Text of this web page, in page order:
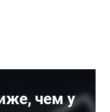
чем у